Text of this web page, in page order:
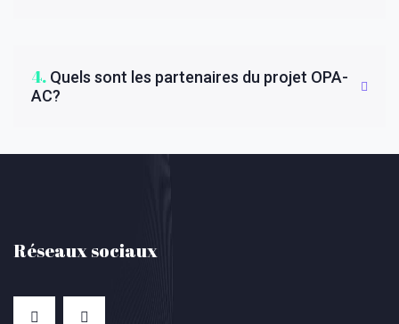
4. Quels sont les partenaires du projet OPA-
AC?
Réseaux sociaux